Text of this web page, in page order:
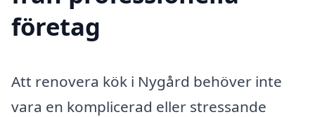
företag
Att renovera kök i Nygård behöver inte
vara en komplicerad eller stressande